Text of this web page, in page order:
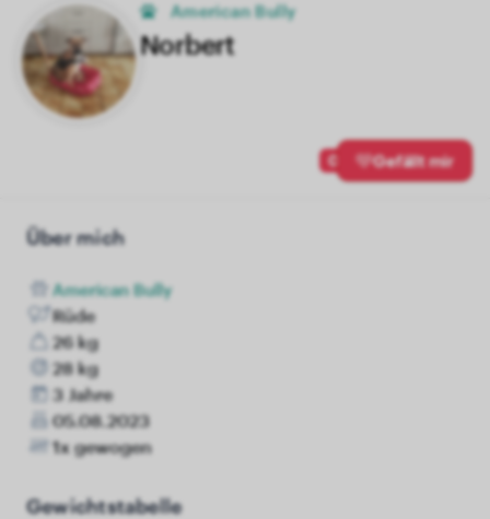
American Bully
Norbert
0 Gefällt mir
Über mich
American Bully
Rüde
26 kg
28 kg
3 Jahre
05.08.2023
1x gewogen
Gewichtstabelle